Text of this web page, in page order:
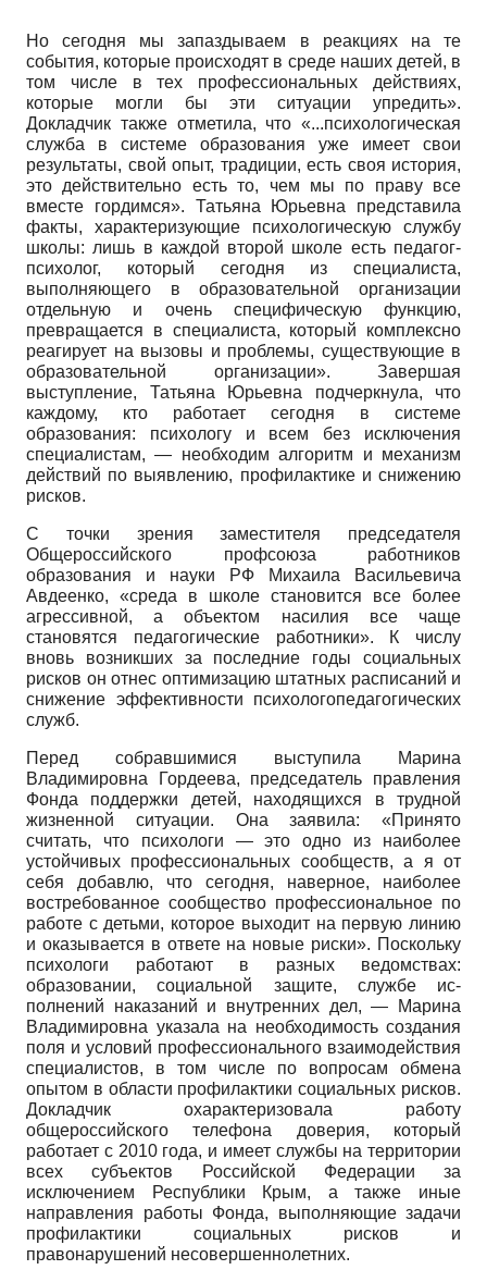
Но сегодня мы запаздываем в реакциях на те
события, которые происходят в среде наших детей, в
том числе в тех профессиональных действиях,
которые могли бы эти ситуации упредить».
Докладчик также отметила, что «...психологическая
служба в системе образования уже имеет свои
результаты, свой опыт, традиции, есть своя история,
это действительно есть то, чем мы по праву все
вместе гордимся». Татьяна Юрьевна представила
факты, характеризующие психологическую службу
школы: лишь в каждой второй школе есть педагог-
психолог, который сегодня из специалиста,
выполняющего в образовательной организации
отдельную и очень специфическую функцию,
превращается в специалиста, который комплексно
реагирует на вызовы и проблемы, существующие в
образовательной организации». Завершая
выступление, Татьяна Юрьевна подчеркнула, что
каждому, кто работает сегодня в системе
образования: психологу и всем без исключения
специалистам, — необходим алгоритм и механизм
действий по выявлению, профилактике и снижению
рисков.
С точки зрения заместителя председателя
Общероссийского профсоюза работников
образования и науки РФ Михаила Васильевича
Авдеенко, «среда в школе становится все более
агрессивной, а объектом насилия все чаще
становятся педагогические работники». К числу
вновь возникших за последние годы социальных
рисков он отнес оптимизацию штатных расписаний и
снижение эффективности психолого­педагогических
служб.
Перед собравшимися выступила Марина
Владимировна Гордеева, председатель правления
Фонда поддержки детей, находящихся в трудной
жизненной ситуации. Она заявила: «Принято
считать, что психологи — это одно из наиболее
устойчивых профессиональных сообществ, а я от
себя добавлю, что сегодня, наверное, наиболее
востребованное сообщество профессиональное по
работе с детьми, которое выходит на первую линию
и оказывается в ответе на новые риски». Поскольку
психологи работают в разных ведомствах:
образовании, социальной защите, службе ис­
полнений наказаний и внутренних дел, — Марина
Владимировна указала на необходимость создания
поля и условий профессионального взаимодействия
специалистов, в том числе по вопросам обмена
опытом в области профилактики социальных рисков.
Докладчик охарактеризовала работу
общероссийского телефона доверия, который
работает с 2010 года, и имеет службы на территории
всех субъектов Российской Федерации за
исключением Республики Крым, а также иные
направления работы Фонда, выполняющие задачи
профилактики социальных рисков и
правонарушений несовершеннолетних.